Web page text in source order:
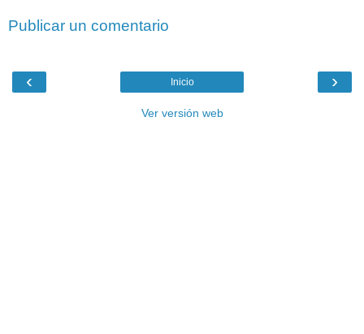
Publicar un comentario
‹ ›
Inicio
Ver versión web